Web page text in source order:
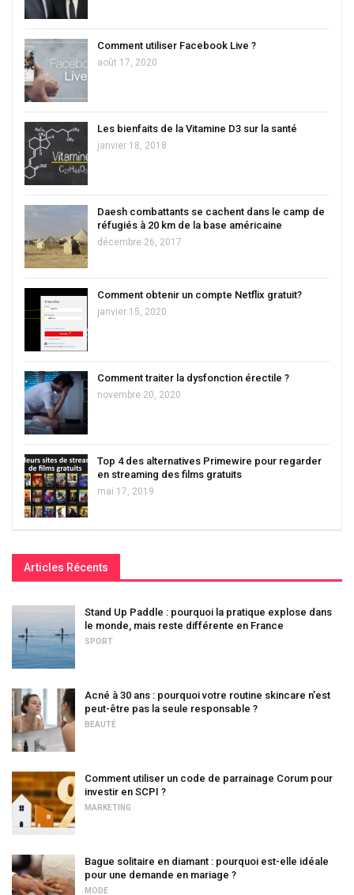
Comment utiliser Facebook Live ?
août 17, 2020
Les bienfaits de la Vitamine D3 sur la santé
janvier 18, 2018
Daesh combattants se cachent dans le camp de
réfugiés à 20 km de la base américaine
décembre 26, 2017
Comment obtenir un compte Netflix gratuit?
janvier 15, 2020
Comment traiter la dysfonction érectile ?
novembre 20, 2020
Top 4 des alternatives Primewire pour regarder
en streaming des films gratuits
mai 17, 2019
Articles Récents
Stand Up Paddle : pourquoi la pratique explose dans
le monde, mais reste différente en France
SPORT
Acné à 30 ans : pourquoi votre routine skincare n’est
peut-être pas la seule responsable ?
BEAUTÉ
Comment utiliser un code de parrainage Corum pour
investir en SCPI ?
MARKETING
Bague solitaire en diamant : pourquoi est-elle idéale
pour une demande en mariage ?
MODE